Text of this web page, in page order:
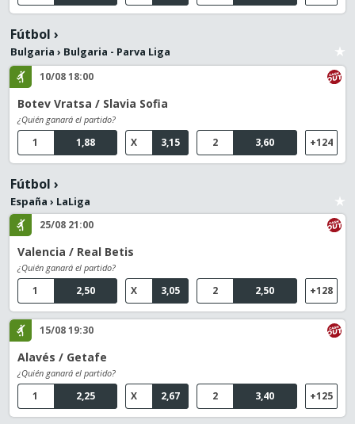
Fútbol ›
Bulgaria › Bulgaria - Parva Liga
10/08 18:00
Botev Vratsa / Slavia Sofia
¿Quién ganará el partido?
1,88
1 3,15
X 3,60
2 +124
Fútbol ›
España › LaLiga
25/08 21:00
Valencia / Real Betis
¿Quién ganará el partido?
2,50
1 3,05
X 2,50
2 +128
15/08 19:30
Alavés / Getafe
¿Quién ganará el partido?
2,25
1 2,67
X 3,40
2 +125